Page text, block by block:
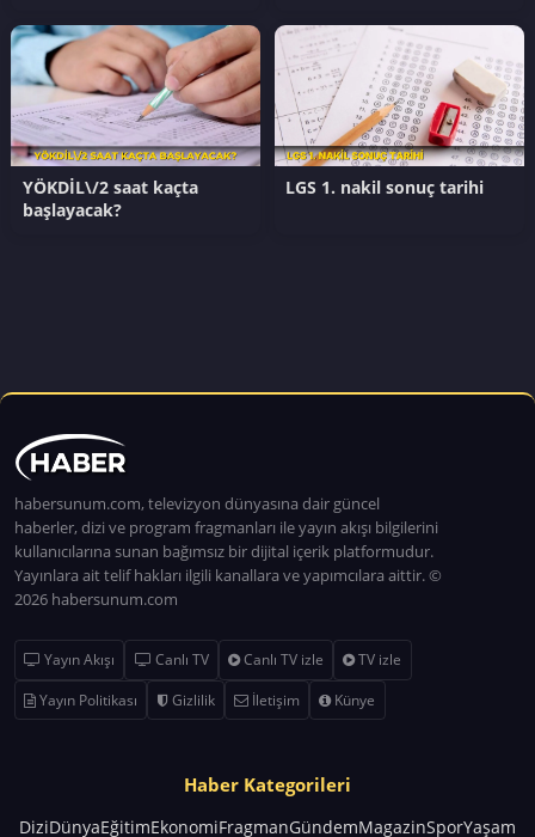
YÖKDİL\/2 saat kaçta
başlayacak?
LGS 1. nakil sonuç tarihi
habersunum.com, televizyon dünyasına dair güncel
haberler, dizi ve program fragmanları ile yayın akışı bilgilerini
kullanıcılarına sunan bağımsız bir dijital içerik platformudur.
Yayınlara ait telif hakları ilgili kanallara ve yapımcılara aittir. ©
2026 habersunum.com
Yayın Akışı Canlı TV Canlı TV izle
TV izle
Yayın Politikası
Gizlilik İletişim Künye
Haber Kategorileri
DiziDünyaEğitimEkonomiFragmanGündemMagazinSporYaşam